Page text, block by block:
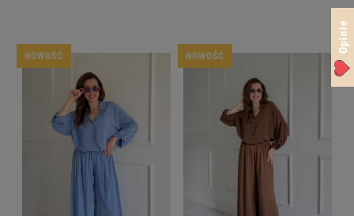
NOWOŚĆ NOWOŚĆ Opinie